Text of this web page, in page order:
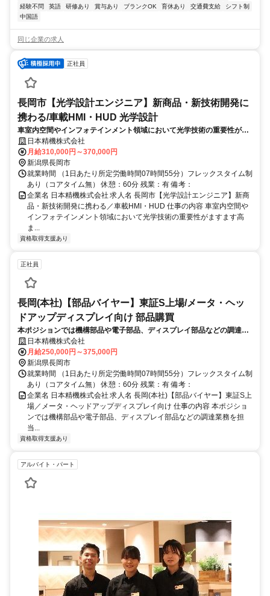
経験不問
英語 研修あり 賞与あり ブランクOK 育休あり 交通費支給
シフト制
中国語
同じ企業の求人
正社員
長岡市【光学設計エンジニア】新商品・新技術開発に
携わる/車載HMI・HUD 光学設計
車室内空間やインフォテインメント領域において光学技術の重要性がま
すます高まっています。当該ポジションでは、車載・非車載を問わず、
光学設計・照明設計を核とした新商品・新技術開発に携わっていただき
ます。
日本精機株式会社
月給310,000円～370,000円
新潟県長岡市
就業時間 （1日あたり所定労働時間07時間55分）フレックスタイム制
あり（コアタイム無） 休憩：60分 残業：有 備考：
企業名 日本精機株式会社 求人名 長岡市【光学設計エンジニア】新商
品・新技術開発に携わる／車載HMI・HUD 仕事の内容 車室内空間や
インフォテインメント領域において光学技術の重要性がますます高
ま...
資格取得支援あり
正社員
長岡(本社)【部品バイヤー】東証S上場/メータ・ヘッ
ドアップディスプレイ向け 部品購買
本ポジションでは機構部品や電子部品、ディスプレイ部品などの調達業
務を担当。調達コストの最適化やサプライヤー戦略の立案を通じて、製
品競争力の向上と会社の利益創出に貢献いただく重要なポジションで
す。
日本精機株式会社
月給250,000円～375,000円
新潟県長岡市
就業時間 （1日あたり所定労働時間07時間55分）フレックスタイム制
あり（コアタイム無） 休憩：60分 残業：有 備考：
企業名 日本精機株式会社 求人名 長岡(本社)【部品バイヤー】東証S上
場／メータ・ヘッドアップディスプレイ向け 仕事の内容 本ポジショ
ンでは機構部品や電子部品、ディスプレイ部品などの調達業務を担
当...
資格取得支援あり
アルバイト・パート